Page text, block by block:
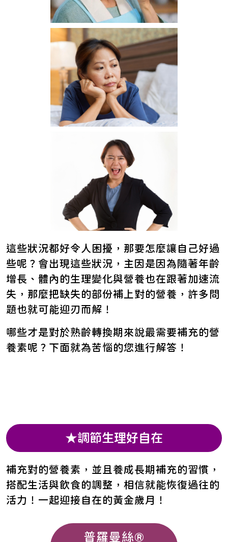
這些狀況都好令人困擾，那要怎麼讓自己好過
些呢？會出現這些狀況，主因是因為隨著年齡
增長、體內的生理變化與營養也在跟著加速流
失，那麼把缺失的部份補上對的營養，許多問
題也就可能迎刃而解！
哪些才是對於熟齡轉換期來說最需要補充的營
養素呢？下面就為苦惱的您進行解答！
★調節生理好自在
補充對的營養素，並且養成長期補充的習慣，
搭配生活與飲食的調整，相信就能恢復過往的
活力！一起迎接自在的黃金歲月！
普羅曼絲®